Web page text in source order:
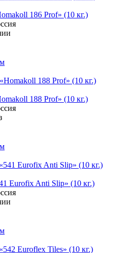
186 Prof» (10 кг.)
188 Prof» (10 кг.)
Eurofix Anti Slip» (10 кг.)